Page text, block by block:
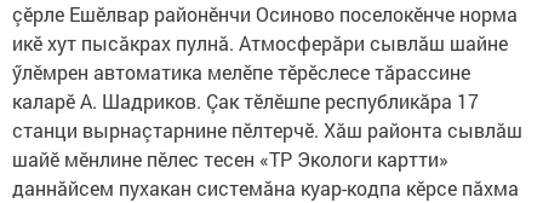
çӗрле Ешӗлвар районӗнчи Осиново поселокӗнче норма
икӗ хут пысăкрах пулнă. Атмосферăри сывлăш шайне
ӳлӗмрен автоматика мелӗпе тӗрӗслесе тăрассине
каларӗ А. Шадриков. Çак тӗлӗшпе республикăра 17
станци вырнаçтарнине пӗлтерчӗ. Хăш районта сывлăш
шайӗ мӗнлине пӗлес тесен «ТР Экологи картти»
даннăйсем пухакан системăна куар-кодпа кӗрсе пăхма